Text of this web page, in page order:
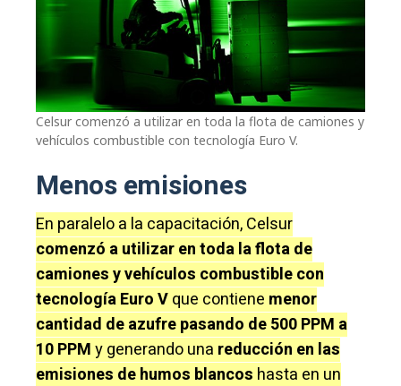
Celsur comenzó a utilizar en toda la flota de camiones y
vehículos combustible con tecnología Euro V.
Menos emisiones
En paralelo a la capacitación, Celsur
comenzó a utilizar en toda la flota de
camiones y vehículos combustible con
tecnología Euro Vque contiene menor
cantidad de azufre pasando de 500 PPM a
10 PPMy generando una reducción en las
emisiones de humos blancos hasta en un